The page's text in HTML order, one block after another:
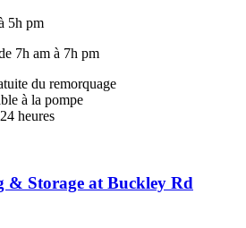
5h pm
7h am à 7h pm
du remorquage
à la pompe
heures
& Storage at Buckley Rd